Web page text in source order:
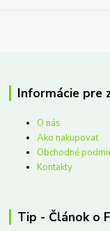
Informácie pre
O nás
Ako nakupovať
Obchodné
Kontakty
Tip - Článok o